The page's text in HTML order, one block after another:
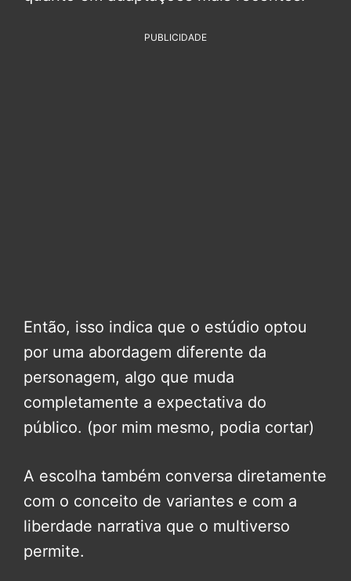
PUBLICIDADE
Então, isso indica que o estúdio optou
por uma abordagem diferente da
personagem, algo que muda
completamente a expectativa do
público. (por mim mesmo, podia cortar)
A escolha também conversa diretamente
com o conceito de variantes e com a
liberdade narrativa que o multiverso
permite.